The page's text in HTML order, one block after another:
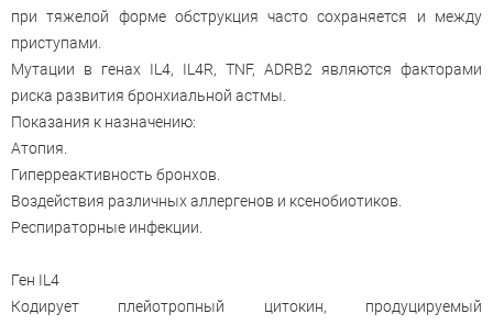
при тяжелой форме обструкция часто сохраняется и между
приступами.
Мутации в генах IL4, IL4R, TNF, ADRB2 являются факторами
риска развития бронхиальной астмы.
Показания к назначению:
Атопия.
Гиперреактивность бронхов.
Воздействия различных аллергенов и ксенобиотиков.
Респираторные инфекции.
Ген IL4
Кодирует плейотропный цитокин, продуцируемый